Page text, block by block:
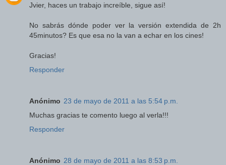
Jvier, haces un trabajo increíble, sigue así!
No sabrás dónde poder ver la versión extendida de 2h
45minutos? Es que esa no la van a echar en los cines!
Gracias!
Responder
Anónimo 23 de mayo de 2011 a las 5:54 p.m.
Muchas gracias te comento luego al verla!!!
Responder
Anónimo 28 de mayo de 2011 a las 8:53 p.m.